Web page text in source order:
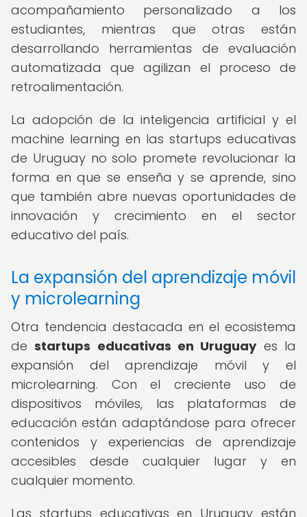
acompañamiento personalizado a los
estudiantes, mientras que otras están
desarrollando herramientas de evaluación
automatizada que agilizan el proceso de
retroalimentación.
La adopción de la inteligencia artificial y el
machine learning en las startups educativas
de Uruguay no solo promete revolucionar la
forma en que se enseña y se aprende, sino
que también abre nuevas oportunidades de
innovación y crecimiento en el sector
educativo del país.
La expansión del aprendizaje móvil
y microlearning
Otra tendencia destacada en el ecosistema
destartups educativas en Uruguayes la
expansión del aprendizaje móvil y el
microlearning. Con el creciente uso de
dispositivos móviles, las plataformas de
educación están adaptándose para ofrecer
contenidos y experiencias de aprendizaje
accesibles desde cualquier lugar y en
cualquier momento.
Las startups educativas en Uruguay están